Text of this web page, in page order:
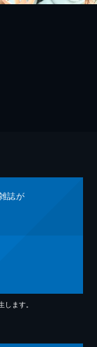
誌が
ます。